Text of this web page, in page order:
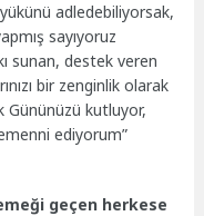
adledebiliyorsak,
sayıyoruz
sunan, destek veren
bir zenginlik olarak
Gününüzü kutluyor,
ediyorum”
geçen herkese